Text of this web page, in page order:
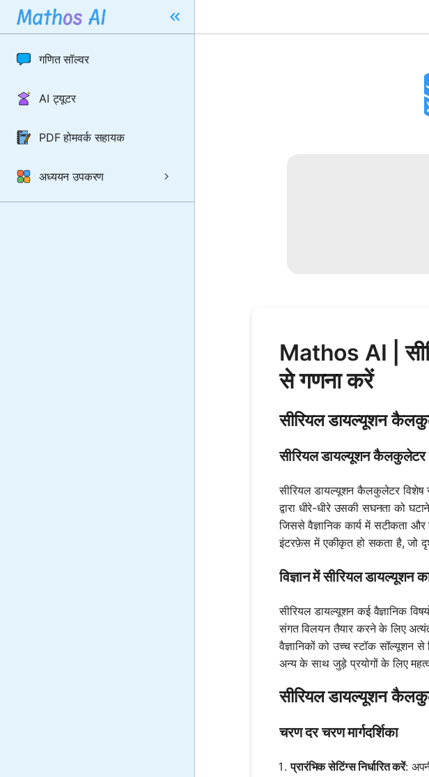
गणित सॉल्वर
AI ट्यूटर
PDF होमवर्क सहायक
अध्ययन उपकरण
Mathos AI |
से गणना करें
सीरियल डायल्यूशन
सीरियल डायल्यूशन कैलकुलेटर
सीरियल डायल्यूशन कैलकुलेटर विशेष
द्वारा धीरे-धीरे उसकी सघनता को
जिससे वैज्ञानिक कार्य में सटीकता
इंटरफ़ेस में एकीकृत हो सकता है, जो
विज्ञान में सीरियल डायल्यूशन
सीरियल डायल्यूशन कई वैज्ञानिक
संगत विलयन तैयार करने के लिए
वैज्ञानिकों को उच्च स्टॉक सॉल्यूशन
अन्य के साथ जुड़े प्रयोगों के लिए
सीरियल डायल्यूशन
चरण दर चरण मार्गदर्शिका
प्रारंभिक सेटिंग्स निर्धारित करें: